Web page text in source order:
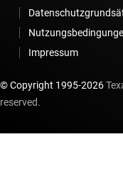
Impressum
© Copyright 1995-2026
reserved.